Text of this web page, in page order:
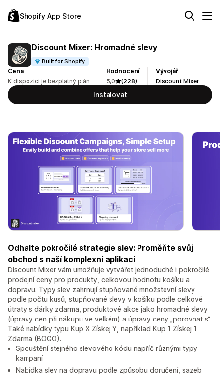
Shopify App Store
Discount Mixer: Hromadné slevy
Built for Shopify
Cena
K dispozici je bezplatný plán
Hodnocení
5,0
(228)
Vývojář
Discount Mixer
Instalovat
Odhalte pokročilé strategie slev: Proměňte svůj
obchod s naší komplexní aplikací
Discount Mixer vám umožňuje vytvářet jednoduché i pokročilé
prodejní ceny pro produkty, celkovou hodnotu košíku a
dopravu. Typy slev zahrnují stupňované množstevní slevy
podle počtu kusů, stupňované slevy v košíku podle celkové
útraty s dárky zdarma, produktové akce jako hromadné slevy
(úpravy cen při nákupu ve velkém) a úpravy ceny „porovnat s“.
Také nabídky typu Kup X Získej Y, například Kup 1 Získej 1
Zdarma (BOGO).
Spouštění stejného slevového kódu napříč různými typy
kampaní
Nabídka slev na dopravu podle způsobu doručení, sazeb